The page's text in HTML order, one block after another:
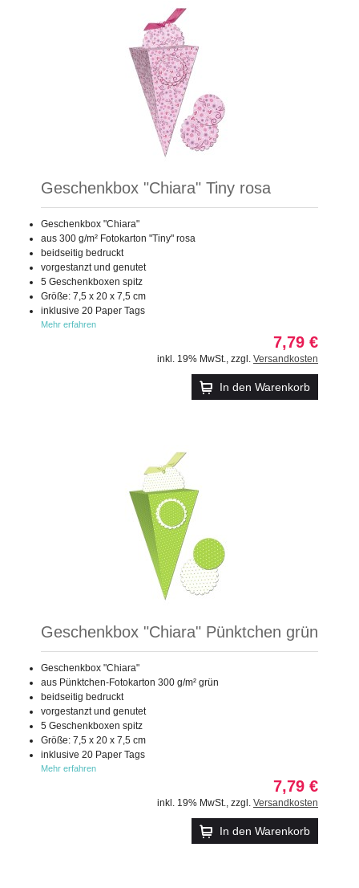
Geschenkbox "Chiara" Tiny rosa
Geschenkbox "Chiara"
aus 300 g/m² Fotokarton "Tiny" rosa
beidseitig bedruckt
vorgestanzt und genutet
5 Geschenkboxen spitz
Größe: 7,5 x 20 x 7,5 cm
inklusive 20 Paper Tags
Mehr erfahren
7,79 €
inkl. 19% MwSt. zzgl. Versandkosten
In den Warenkorb
Geschenkbox "Chiara" Pünktchen grün
Geschenkbox "Chiara"
aus Pünktchen-Fotokarton 300 g/m² grün
beidseitig bedruckt
vorgestanzt und genutet
5 Geschenkboxen spitz
Größe: 7,5 x 20 x 7,5 cm
inklusive 20 Paper Tags
Mehr erfahren
7,79 €
inkl. 19% MwSt. zzgl. Versandkosten
In den Warenkorb